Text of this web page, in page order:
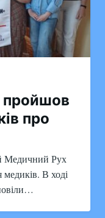
про
Медичний Рух
В ході